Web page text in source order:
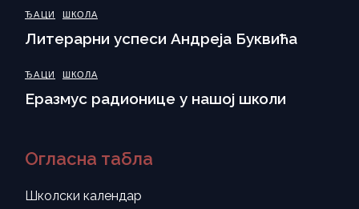
ЂАЦИ ШКОЛА
Литерарни успеси Андреја Буквића
ЂАЦИ ШКОЛА
Еразмус радионице у нашој школи
Огласна табла
Школски календар